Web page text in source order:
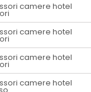
camere hotel
camere hotel
camere hotel
camere hotel